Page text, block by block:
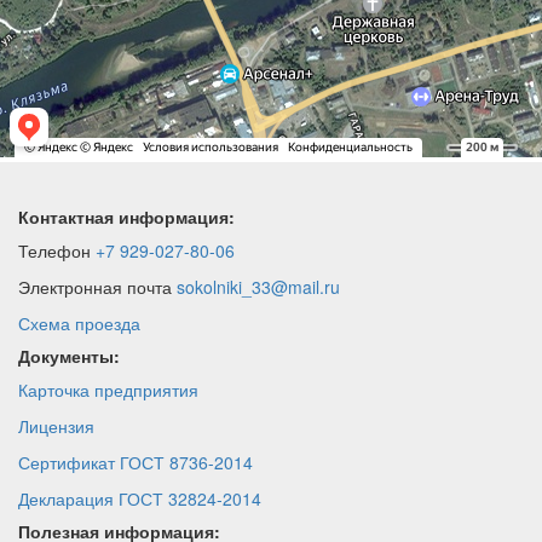
Контактная информация:
Телефон +7 929-027-80-06
Электронная почта sokolniki_33@mail.ru
Схема проезда
Документы:
Карточка предприятия
Лицензия
Сертификат ГОСТ 8736-2014
Декларация ГОСТ 32824-2014
Полезная информация: